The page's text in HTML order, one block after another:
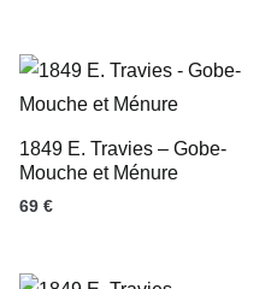
1849 E. Travies – Gobe-
Mouche et Ménure
69 €